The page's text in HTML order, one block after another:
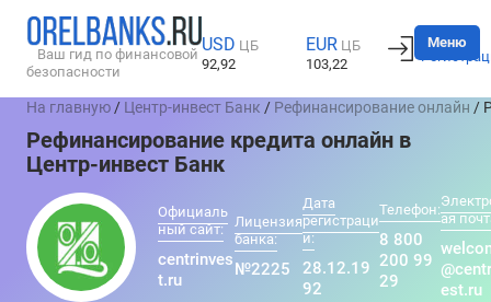
Ваш гид по финансовой
безопасности
USD ЦБ
92,92
EUR ЦБ
103,22
Вход
Меню
На главную / Центр-инвест Банк / Рефинансирование онлайн /
Рефинансирование кредита онлайн в
Центр-инвест Банк
Официаль
ный сайт:
centrinves
t.ru
Лицензия
банка:
№2225
Дата
регистраци
и:
28.12.19
92
Телефон:
8 800
200 99
29
ая
est.ru